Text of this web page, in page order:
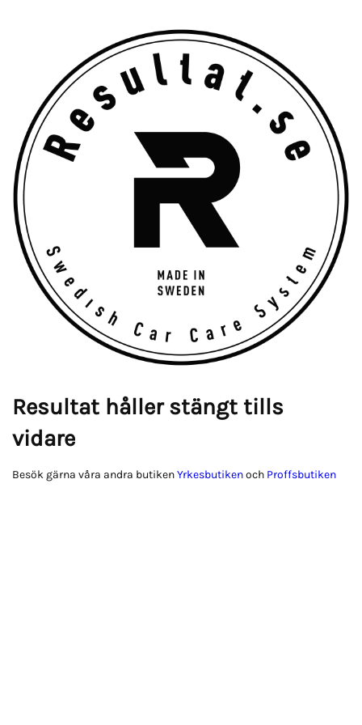
Resultat håller stängt tills
vidare
Besök gärna våra andra butikenYrkesbutikenoch Proffsbutiken